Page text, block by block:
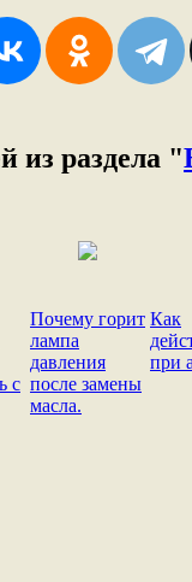
из раздела "
с
Почему горит
лампа
давления
после замены
масла.
Как
при